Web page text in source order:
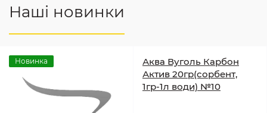
Наші новинки
Новинка
Аква Вуголь Карбон
Актив 20гр(сорбент,
1гр-1л води) №10